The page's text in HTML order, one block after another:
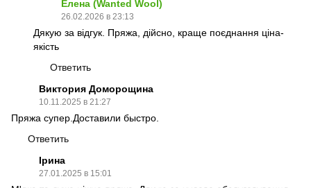
Елена (Wanted Wool)
26.02.2026 в 23:13
Дякую за відгук. Пряжа, дійсно, краще поєднання ціна-
якість
Ответить
Виктория Доморощина
10.11.2025 в 21:27
Пряжа супер.Доставили быстро.
Ответить
Ірина
27.01.2025 в 15:01